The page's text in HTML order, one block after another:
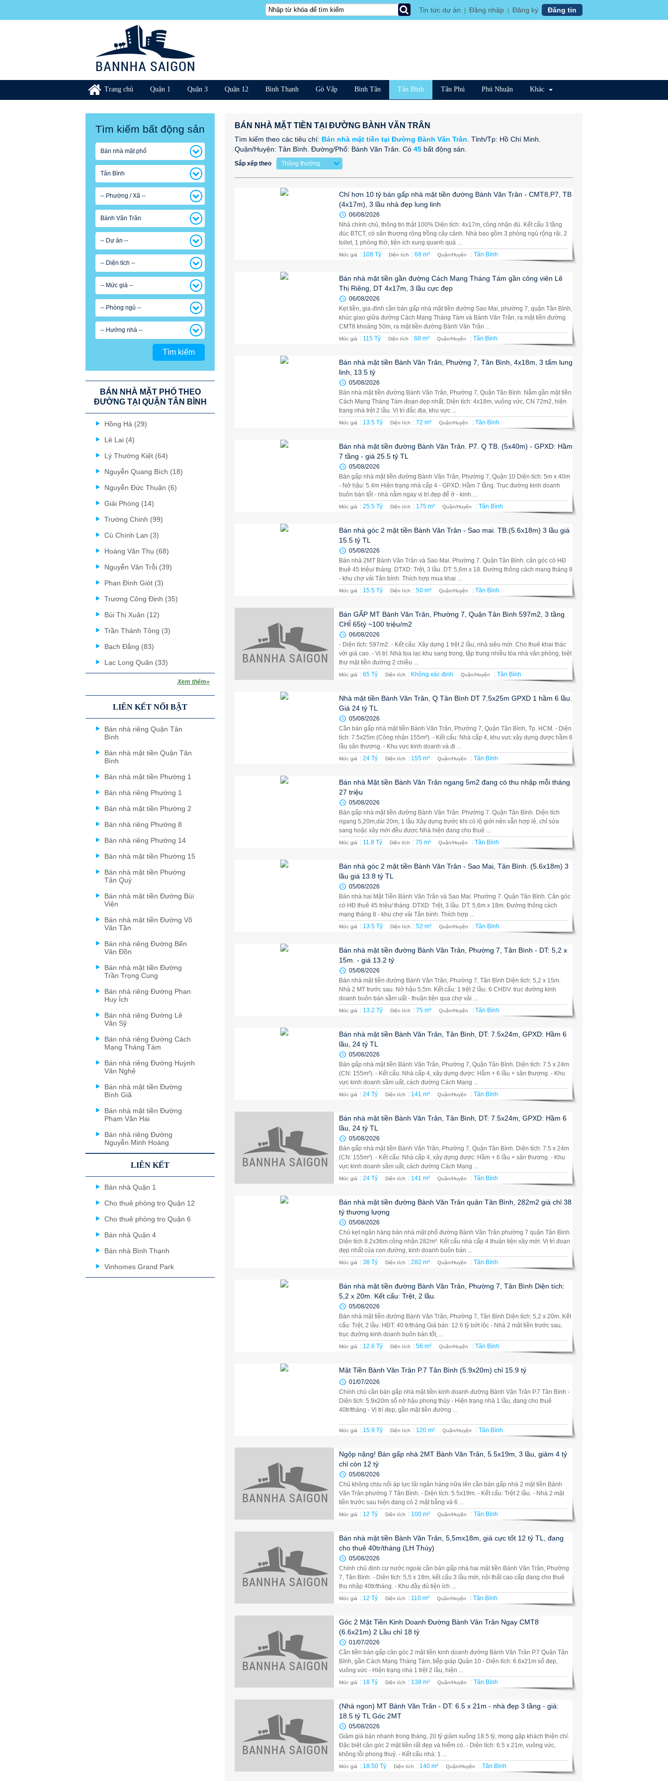
Tin tức dự án Đăng nhập Đăng ký Đăng tin
Trang chủ Quận 1 Quận 3 Quận 12 Bình Thạnh Gò Vấp Bình Tân Tân Bình Tân Phú Phú Nhuận Khác
Tìm kiếm bất động sản
Bán nhà mặt phố
Tân Bình
-- Phường / Xã --
Bành Văn Trân
-- Dự án --
-- Diện tích --
-- Mức giá --
-- Phòng ngủ --
-- Hướng nhà --
Tìm kiếm
BÁN NHÀ MẶT PHỐ THEO
ĐƯỜNG TẠI QUẬN TÂN BÌNH
Hồng Hà (29)
Lê Lai (4)
Lý Thường Kiệt (64)
Nguyễn Quang Bích (18)
Nguyễn Đức Thuận (6)
Giải Phóng (14)
Trường Chinh (99)
Cù Chính Lan (3)
Hoàng Văn Thụ (68)
Nguyễn Văn Trỗi (39)
Phan Đình Giót (3)
Trương Công Định (35)
Bùi Thị Xuân (12)
Trần Thánh Tông (3)
Bạch Đằng (83)
Lạc Long Quân (33)
Xem thêm»
LIÊN KẾT NỔI BẬT
Bán nhà riêng Quận Tân
Bình
Bán nhà mặt tiền Quận Tân
Bình
Bán nhà mặt tiền Phường 1
Bán nhà riêng Phường 1
Bán nhà mặt tiền Phường 2
Bán nhà riêng Phường 8
Bán nhà riêng Phường 14
Bán nhà mặt tiền Phường 15
Bán nhà mặt tiền Phường
Tân Quý
Bán nhà mặt tiền Đường Bùi
Viện
Bán nhà mặt tiền Đường Võ
Văn Tần
Bán nhà riêng Đường Bến
Vân Đồn
Bán nhà mặt tiền Đường
Trần Trọng Cung
Bán nhà riêng Đường Phan
Huy Ích
Bán nhà riêng Đường Lê
Văn Sỹ
Bán nhà riêng Đường Cách
Mạng Tháng Tám
Bán nhà riêng Đường Huỳnh
Văn Nghệ
Bán nhà mặt tiền Đường
Bình Giã
Bán nhà mặt tiền Đường
Phạm Văn Hai
Bán nhà riêng Đường
Nguyễn Minh Hoàng
LIÊN KẾT
Bán nhà Quận 1
Cho thuê phòng trọ Quận 12
Cho thuê phòng trọ Quận 6
Bán nhà Quận 4
Bán nhà Bình Thạnh
Vinhomes Grand Park
BÁN NHÀ MẶT TIỀN TẠI ĐƯỜNG BÀNH VĂN TRÂN
Tìm kiếm theo các tiêu chí: Bán nhà mặt tiền tại Đường Bành Văn Trân . Tỉnh/Tp: Hồ Chí Minh.
Quận/Huyện: Tân Bình. Đường/Phố: Bành Văn Trân. Có 45 bất động sản.
Sắp xếp theo Thông thường
Chỉ hơn 10 tỷ bán gấp nhà mặt tiền đường Bành Văn Trân - CMT8,P7, TB
(4x17m), 3 lầu nhà đẹp lung linh
06/08/2026
Nhà chính chủ, thông tin thật 100% Diện tích: 4x17m, công nhận đủ. Kết cấu 3 tầng
đúc BTCT, có sân thượng rộng trồng cây cảnh. Nhà bao gồm 3 phòng ngủ rộng rãi, 2
toilet, 1 phòng thờ, tiện ích xung quanh quá ...
Mức giá : 108 Tỷ Diện tích : 68 m² Quận/Huyện : Tân Bình
Bán nhà mặt tiền gần đường Cách Mạng Tháng Tám gần công viên Lê
Thị Riêng, DT 4x17m, 3 lầu cực đẹp
06/08/2026
Kẹt tiền, gia đình cần bán gấp nhà mặt tiền đường Sao Mai, phường 7, quận Tân Bình,
khúc giao giữa đường Cách Mạng Tháng Tám và Bành Văn Trân, ra mặt tiền đường
CMT8 khoảng 50m, ra mặt tiền đường Bành Văn Trân ...
Mức giá : 115 Tỷ Diện tích : 68 m² Quận/Huyện : Tân Bình
Bán nhà mặt tiền Bành Văn Trân, Phường 7, Tân Bình, 4x18m, 3 tấm lung
linh, 13.5 tỷ
05/08/2026
Bán nhà mặt tiền đường Bành Văn Trân, Phường 7, Quận Tân Bình. Nằm gần mặt tiền
Cách Mạng Tháng Tám đoạn đẹp nhất. Diện tích: 4x18m, vuông vức, CN 72m2, hiện
trạng nhà trệt 2 lầu. Vị trí đắc địa, khu vực ...
Mức giá : 13.5 Tỷ Diện tích : 72 m² Quận/Huyện : Tân Bình
Bán nhà mặt tiền đường Bành Văn Trân. P7. Q TB. (5x40m) - GPXD: Hầm
7 tầng - giá 25.5 tỷ TL
05/08/2026
Bán gấp nhà mặt tiền đường Bành Văn Trân, Phường 7, Quận 10 Diện tích: 5m x 40m
- Nở hậu: 5.4m Hiện trạng nhà cấp 4 - GPXD: Hầm 7 tầng. Trục đường kinh doanh
buôn bán tốt - nhà nằm ngay vị trí đẹp để ở - kinh ...
Mức giá : 25.5 Tỷ Diện tích : 175 m² Quận/Huyện : Tân Bình
Bán nhà góc 2 mặt tiền Bành Văn Trân - Sao mai. TB.(5.6x18m) 3 lầu giá
15.5 tỷ TL
05/08/2026
Bán nhà 2MT Bành Văn Trân và Sao Mai. Phường 7. Quận Tân Bình. căn góc có HĐ
thuê 45 triệu/ tháng. DTXD: Trệt, 3 lầu. DT: 5,6m x 18. Đường thông cách mạng tháng 8
- khu chợ vải Tân bình. Thích hợp mua khai ...
Mức giá : 15.5 Tỷ Diện tích : 50 m² Quận/Huyện : Tân Bình
Bán GẤP MT Bành Văn Trân, Phường 7, Quận Tân Bình 597m2, 3 tầng
CHỈ 65tỷ ~100 triệu/m2
06/08/2026
- Diện tích: 597m2. - Kết cấu: Xây dựng 1 trệt 2 lầu, nhà siêu mới. Cho thuê khai thác
với giá cao. - Vị trí: Nhà tọa lạc khu sang trọng, tập trung nhiều tòa nhà văn phòng, biệt
thự mặt tiền đường 2 chiều ...
Mức giá : 65 Tỷ Diện tích : Không xác định Quận/Huyện : Tân Bình
Nhà mặt tiền Bành Văn Trân, Q Tân Bình DT 7.5x25m GPXD 1 hầm 6 lầu.
Giá 24 tỷ TL
05/08/2026
Cần bán gấp nhà mặt tiền Bành Văn Trân, Phường 7, Quận Tân Bình, Tp. HCM. - Diện
tích: 7.5x25m (Công nhận 155m²). - Kết cấu: Nhà cấp 4, khu vực xây dựng được hầm 6
lầu sân thượng. - Khu vực kinh doanh và đi ...
Mức giá : 24 Tỷ Diện tích : 155 m² Quận/Huyện : Tân Bình
Bán nhà Mặt tiền Bành Văn Trân ngang 5m2 đang có thu nhập mỗi tháng
27 triệu
05/08/2026
Bán gấp nhà mặt tiền đường Bành Văn Trân. Phường 7. Quận Tân Bình. Diện tích
ngang 5,20m,dài 20m, 1 lầu Xây dựng trước khi có lộ giới nên vẫn hợp lệ, chỉ sửa
sang hoặc xây mới đều được Nhà hiện đang cho thuê ...
Mức giá : 11.8 Tỷ Diện tích : 75 m² Quận/Huyện : Tân Bình
Bán nhà góc 2 mặt tiền Bành Văn Trân - Sao Mai, Tân Bình. (5.6x18m) 3
lầu giá 13.8 tỷ TL
05/08/2026
Bán nhà hai Mặt Tiền Bành Văn Trân và Sao Mai. Phường 7. Quận Tân Bình. Căn góc
có HĐ thuê 45 triệu/ tháng. DTXD: Trệt, 3 lầu. DT: 5,6m x 18m. Đường thông cách
mạng tháng 8 - khu chợ vải Tân bình. Thích hợp ...
Mức giá : 13.5 Tỷ Diện tích : 52 m² Quận/Huyện : Tân Bình
Bán nhà mặt tiền đường Bành Văn Trân, Phường 7, Tân Bình - DT: 5,2 x
15m. - giá 13.2 tỷ
05/08/2026
Bán nhà mặt tiền đường Bành Văn Trân, Phường 7, Tân Bình Diện tích: 5,2 x 15m.
Nhà 2 MT trước sau. Nở hậu 5,5m. Kết cấu: 1 trệt 2 lầu. 6 CHDV. trục đường kinh
doanh buôn bán sầm uất - thuận tiện qua chợ vải ...
Mức giá : 13.2 Tỷ Diện tích : 75 m² Quận/Huyện : Tân Bình
Bán nhà mặt tiền Bành Văn Trân, Tân Bình, DT: 7.5x24m, GPXD: Hầm 6
lầu, 24 tỷ TL
05/08/2026
Bán gấp nhà mặt tiền Bành Văn Trân, Phường 7, Quận Tân Bình. Diện tích: 7.5 x 24m
(CN: 155m²). - Kết cấu: Nhà cấp 4, xây dựng được: Hầm + 6 lầu + sân thượng. - Khu
vực kinh doanh sầm uất, cách đường Cách Mạng ...
Mức giá : 24 Tỷ Diện tích : 141 m² Quận/Huyện : Tân Bình
Bán nhà mặt tiền Bành Văn Trân, Tân Bình, DT: 7.5x24m, GPXD: Hầm 6
lầu, 24 tỷ TL
05/08/2026
Bán gấp nhà mặt tiền Bành Văn Trân, Phường 7, Quận Tân Bình. Diện tích: 7.5 x 24m
(CN: 155m²). - Kết cấu: Nhà cấp 4, xây dựng được: Hầm + 6 lầu + sân thượng. - Khu
vực kinh doanh sầm uất, cách đường Cách Mạng ...
Mức giá : 24 Tỷ Diện tích : 141 m² Quận/Huyện : Tân Bình
Bán nhà mặt tiền đường Bành Văn Trân quận Tân Bình, 282m2 giá chỉ 38
tỷ thương lượng
05/08/2026
Chủ kẹt ngân hàng bán nhà mặt phố đường Bành Văn Trân phường 7 quận Tân Bình.
Diện tích 8.2x36m công nhận 282m². Kết cấu nhà cấp 4 thuận tiện xây mới. Vị trí đoạn
đẹp nhất của con đường, kinh doanh buôn bán ...
Mức giá : 38 Tỷ Diện tích : 282 m² Quận/Huyện : Tân Bình
Bán nhà mặt tiền đường Bành Văn Trân, Phường 7, Tân Bình Diện tích:
5,2 x 20m. Kết cấu: Trệt, 2 lầu.
05/08/2026
Bán nhà mặt tiền đường Bành Văn Trân, Phường 7, Tân Bình Diện tích: 5,2 x 20m. Kết
cấu: Trệt, 2 lầu. HĐT: 40 tr/tháng Giá bán: 12.6 tỷ bớt lộc - Nhà 2 mặt tiền trước sau,
trục đường kinh doanh buôn bán tốt, ...
Mức giá : 12.6 Tỷ Diện tích : 56 m² Quận/Huyện : Tân Bình
Mặt Tiền Bành Văn Trân P.7 Tân Bình (5.9x20m) chỉ 15.9 tỷ
01/07/2026
Chính chủ cần bán gấp nhà mặt tiền kinh doanh đường Bành Văn Trân P.7 Tân Bình -
Diện tích: 5.9x20m sổ nở hậu phong thủy - Hiện trạng nhà 1 lầu, đang cho thuê
40tr/tháng - Vị trí đẹp, gần mặt tiền đường ...
Mức giá : 15.9 Tỷ Diện tích : 120 m² Quận/Huyện : Tân Bình
Ngộp nặng! Bán gấp nhà 2MT Bành Văn Trân, 5.5x19m, 3 lầu, giảm 4 tỷ
chỉ còn 12 tỷ
05/08/2026
Chủ không chịu nổi áp lực lãi ngân hàng nữa lên cần bán gấp nhà 2 mặt tiền Bành
Văn Trân phường 7 Tân Bình. - Diện tích: 5.5x19m. - Kết cấu: Trệt 2 lầu. - Nhà 2 mặt
tiền trước sau hiện đang có 2 mặt bằng và 6 ...
Mức giá : 12 Tỷ Diện tích : 100 m² Quận/Huyện : Tân Bình
Bán nhà mặt tiền Bành Văn Trân, 5,5mx18m, giá cực tốt 12 tỷ TL, đang
cho thuê 40tr/tháng (LH Thúy)
05/08/2026
Chính chủ định cư nước ngoài cần bán gấp nhà hai mặt tiền Bành Văn Trân, Phường
7, Tân Bình. - Diện tích: 5,5 x 18m, kết cấu 3 lầu mới, nội thất cao cấp đang cho thuê
thu nhập 40tr/tháng. - Khu đầy đủ tiện ích ...
Mức giá : 12 Tỷ Diện tích : 110 m² Quận/Huyện : Tân Bình
Góc 2 Mặt Tiền Kinh Doanh Đường Bành Văn Trân Ngay CMT8
(6.6x21m) 2 Lầu chỉ 18 tỷ
01/07/2026
Cần tiền bán gấp căn góc 2 mặt tiền kinh doanh đường Bành Văn Trân P.7 Quận Tân
Bình, gần Cách Mạng Tháng Tám, tiếp giáp Quận 10 - Diện tích: 6.6x21m sổ đẹp,
vuông vức - Hiện trạng nhà 1 trệt 2 lầu, hiện ...
Mức giá : 18 Tỷ Diện tích : 138 m² Quận/Huyện : Tân Bình
(Nhà ngon) MT Bành Văn Trân - DT: 6.5 x 21m - nhà đẹp 3 tầng - giá:
18.5 tỷ TL Góc 2MT
05/08/2026
Giảm giá bán nhanh trong tháng, 20 tỷ giảm xuống 18.5 tỷ, mong gặp khách thiện chí.
Đặc biệt căn góc 2 mặt tiền rất đẹp và hiếm có. - Diện tích: 6.5 x 21m, vuông vức,
không lỗi phong thuỷ. - Kết cấu nhà: 1 ...
Mức giá : 18.50 Tỷ Diện tích : 140 m² Quận/Huyện : Tân Bình